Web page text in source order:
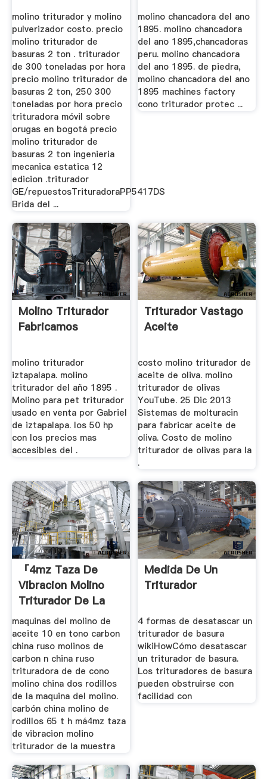
Eventos ...
molino triturador y molino
pulverizador costo. precio
molino triturador de
basuras 2 ton . triturador
de 300 toneladas por hora
precio molino triturador de
basuras 2 ton, 250 300
toneladas por hora precio
trituradora móvil sobre
orugas en bogotá precio
molino triturador de
basuras 2 ton ingenieria
mecanica estatica 12
edicion .triturador
GE/repuestosTrituradoraPP5417DS
Brida del ...
molino chancadora del ano
1895. molino chancadora
del ano 1895,chancadoras
peru. molino chancadora
del ano 1895. de piedra,
molino chancadora del ano
1895 machines factory
cono triturador protec ...
Molino Triturador
Fabricamos
molino triturador
iztapalapa. molino
triturador del año 1895 .
Molino para pet triturador
usado en venta por Gabriel
de iztapalapa. los 50 hp
con los precios mas
accesibles del .
Triturador Vastago
Aceite
costo molino triturador de
aceite de oliva. molino
triturador de olivas
YouTube. 25 Dic 2013
Sistemas de molturacin
para fabricar aceite de
oliva. Costo de molino
triturador de olivas para la
.
「4mz Taza De
Vibracion Molino
Triturador De La
Muestra」
maquinas del molino de
aceite 10 en tono carbon
china ruso molinos de
carbon n china ruso
trituradora de de cono
molino china dos rodillos
de la maquina del molino.
carbón china molino de
rodillos 65 t h má4mz taza
de vibracion molino
triturador de la muestra
Medida De Un
Triturador
4 formas de desatascar un
triturador de basura
wikiHowCómo desatascar
un triturador de basura.
Los trituradores de basura
pueden obstruirse con
facilidad con